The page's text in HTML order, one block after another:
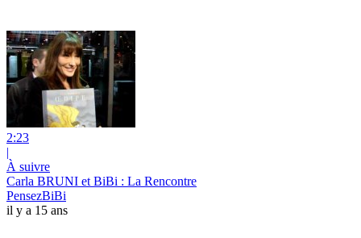
2:23
|
À suivre
Carla BRUNI et BiBi : La Rencontre
PensezBiBi
il y a 15 ans